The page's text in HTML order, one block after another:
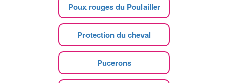
Poux rouges du Poulailler
Protection du cheval
Pucerons